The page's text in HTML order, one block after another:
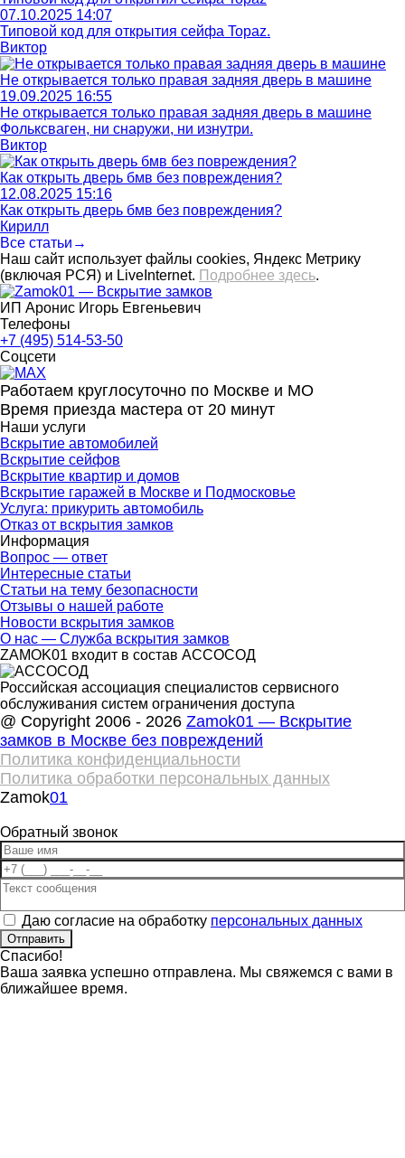
07.10.2025 14:07
Типовой код для открытия сейфа Topaz.
Виктор
Не открывается только правая задняя дверь в машине
19.09.2025 16:55
Не открывается только правая задняя дверь в машине
Фольксваген, ни снаружи, ни изнутри.
Виктор
Как открыть дверь бмв без повреждения?
12.08.2025 15:16
Как открыть дверь бмв без повреждения?
Кирилл
Все статьи→
Наш сайт использует файлы cookies, Яндекс Метрику
(включая РСЯ) и LiveInternet. Подробнее здесь.
ИП Аронис Игорь Евгеньевич
Телефоны
+7 (495) 514-53-50
Соцсети
Работаем круглосуточно по Москве и МО
Время приезда мастера от 20 минут
Наши услуги
Вскрытие автомобилей
Вскрытие сейфов
Вскрытие квартир и домов
Вскрытие гаражей в Москве и Подмосковье
Услуга: прикурить автомобиль
Отказ от вскрытия замков
Информация
Вопрос — ответ
Интересные статьи
Статьи на тему безопасности
Отзывы о нашей работе
Новости вскрытия замков
О нас — Служба вскрытия замков
ZAMOK01 входит в состав АССОСОД
Российская ассоциация специалистов сервисного
обслуживания систем ограничения доступа
@ Copyright 2006 - 2026 Zamok01 — Вскрытие
замков в Москве без повреждений
Политика конфиденциальности
Политика обработки персональных данных
Zamok01
Обратный звонок
Даю согласие на обработку персональных данных
Отправить
Спасибо!
Ваша заявка успешно отправлена. Мы свяжемся с вами в
ближайшее время.